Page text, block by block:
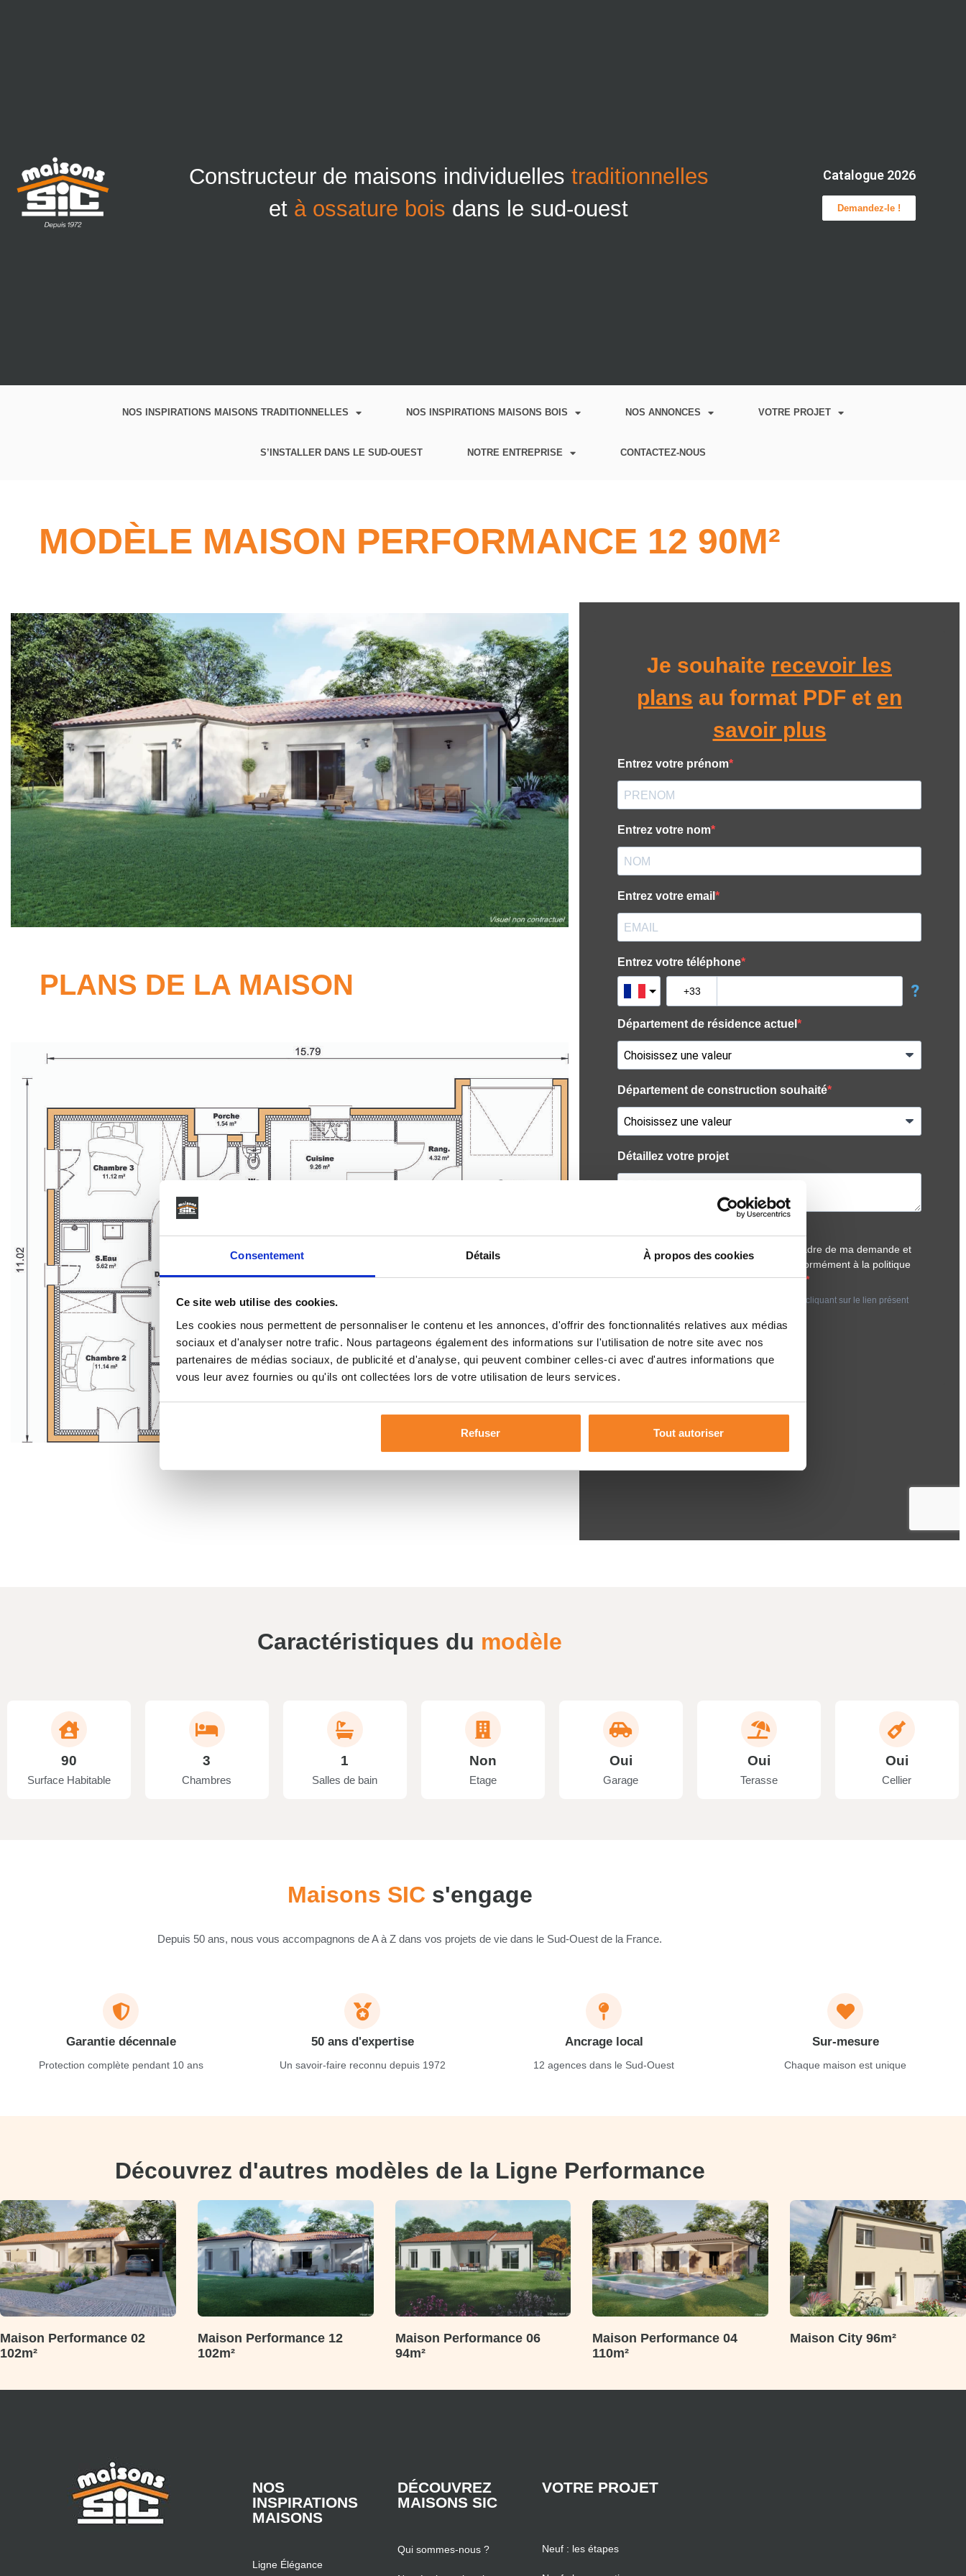
Consentement Détails À propos des cookies
Ce site web utilise des cookies.
Les cookies nous permettent de personnaliser le contenu et les annonces, d'offrir des fonctionnalités relatives aux médias
sociaux et d'analyser notre trafic. Nous partageons également des informations sur l'utilisation de notre site avec nos
partenaires de médias sociaux, de publicité et d'analyse, qui peuvent combiner celles-ci avec d'autres informations que
vous leur avez fournies ou qu'ils ont collectées lors de votre utilisation de leurs services.
Refuser Tout autoriser
Constructeur de maisons individuelles traditionnelles
et à ossature bois dans le sud-ouest
Catalogue 2026
Demandez-le !
NOS INSPIRATIONS MAISONS TRADITIONNELLES NOS INSPIRATIONS MAISONS BOIS NOS ANNONCES VOTRE PROJET
S’INSTALLER DANS LE SUD-OUEST NOTRE ENTREPRISE CONTACTEZ-NOUS
MODÈLE MAISON PERFORMANCE 12 90M²
PLANS DE LA MAISON
Caractéristiques du modèle
90
Surface Habitable
3
Chambres
1
Salles de bain
Non
Etage
Oui
Garage
Oui
Terasse
Oui
Cellier
Maisons SIC s'engage
Depuis 50 ans, nous vous accompagnons de A à Z dans vos projets de vie dans le Sud-Ouest de la France.
Garantie décennale
Protection complète pendant 10 ans
50 ans d'expertise
Un savoir-faire reconnu depuis 1972
Ancrage local
12 agences dans le Sud-Ouest
Sur-mesure
Chaque maison est unique
Découvrez d'autres modèles de la Ligne Performance
Maison Performance 02
102m²
Maison Performance 12
102m²
Maison Performance 06
94m²
Maison Performance 04
110m²
Maison City 96m²
NOS
INSPIRATIONS
MAISONS
Ligne Élégance
DÉCOUVREZ
MAISONS SIC
Qui sommes-nous ?
VOTRE PROJET
Neuf : les étapes